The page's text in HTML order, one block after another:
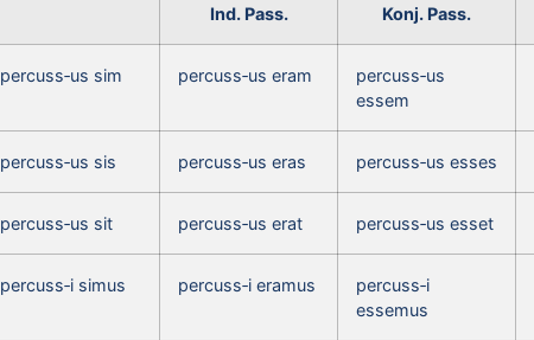
Ind. Pass.
Konj. Pass.
percuss‑us sim percuss‑us eram
percuss‑us
essem
percuss‑us sis percuss‑us eras percuss‑us esses
percuss‑us sit percuss‑us erat percuss‑us esset
percuss‑i simus percuss‑i eramus
percuss‑i
essemus